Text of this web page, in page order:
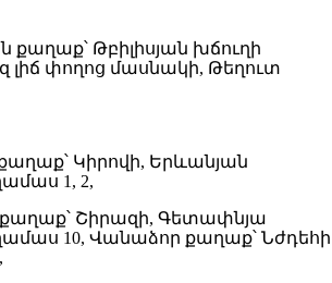
քաղաք՝ Թբիլիսյան խճուղի
փողոց մասնակի, Թեղուտ
քաղաք՝ Կիրովի, Երևանյան
1, 2,
քաղաք՝ Շիրազի, Գետափնյա
10, Վանաձոր քաղաք՝ Նժդեհի